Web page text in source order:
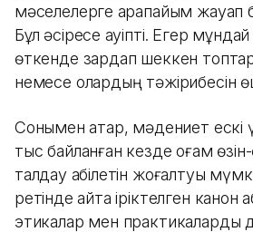
мәселелерге қарапайым
Бұл әсіресе қауіпті. Егер
өткенде зардап шеккен
немесе олардың тәжірибесін
Сонымен қатар, мәдениет ескі
тыс байланған кезде қоғам
талдау қабілетін жоғалтуы
ретінде қайта іріктелген канон
этикалар мен практикаларды